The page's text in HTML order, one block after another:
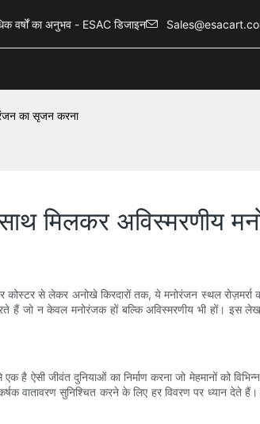
वर्षों का अनुभव - ESAC डिजाइन
का सृजन करना
साथ मिलकर अविस्मरणीय
कोस्टर से लेकर अनोखे किरदारों तक, ये मनोरंजन स्थल
जो न केवल मनोरंजक हों बल्कि अविस्मरणीय भी हों। इस
है ऐसी जीवंत दुनियाओं का निर्माण करना जो मेहमानों को
सुनिश्चित करने के लिए हर विवरण पर ध्यान देते